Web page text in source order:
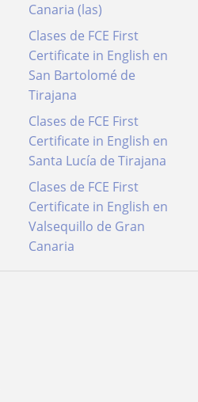
Canaria (las)
Clases de FCE First
Certificate in English en
San Bartolomé de
Tirajana
Clases de FCE First
Certificate in English en
Santa Lucía de Tirajana
Clases de FCE First
Certificate in English en
Valsequillo de Gran
Canaria